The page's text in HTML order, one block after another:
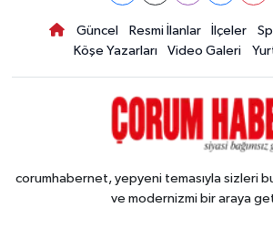
Güncel Resmi İlanlar İlçeler
Köşe Yazarları
Video Galeri
corumhabernet, yepyeni temasıyla sizleri
ve modernizmi bir araya